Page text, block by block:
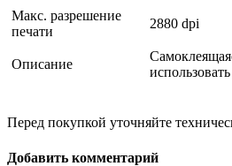
Макс. разрешение
печати
2880 dpi
Описание
Перед покупкой уточняйте
Добавить комментарий